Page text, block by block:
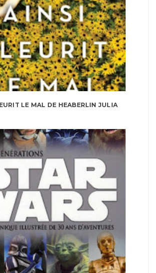
LE MAL DE HEABERLIN JULIA